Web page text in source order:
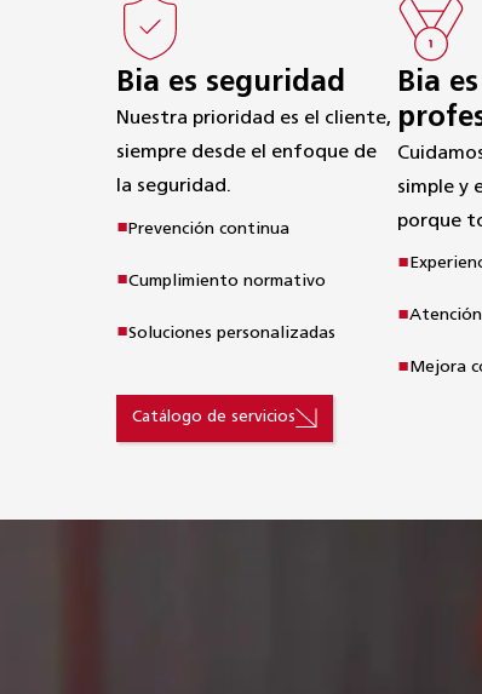
Bia es seguridad
Nuestra prioridad es el cliente,
siempre desde el enfoque de
la seguridad.
Prevención continua
Cumplimiento normativo
Soluciones personalizadas
Bia es
simple y
porque
Mejora
Catálogo de servicios